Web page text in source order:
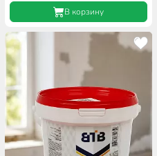
В корзину